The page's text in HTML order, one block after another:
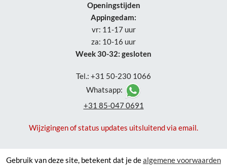
Openingstijden
Appingedam:
vr: 11-17 uur
za: 10-16 uur
Week 30-32: gesloten
Tel.: +31 50-230 1066
Whatsapp:
+31 85-047 0691
Wijzigingen of status updates uitsluitend via email.
Gebruik van deze site, betekent dat je dealgemene voorwaarden